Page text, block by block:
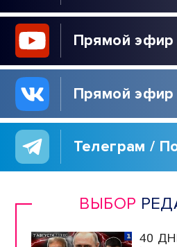
Прямой
Прямой
Телеграм /
ВЫБОР
40